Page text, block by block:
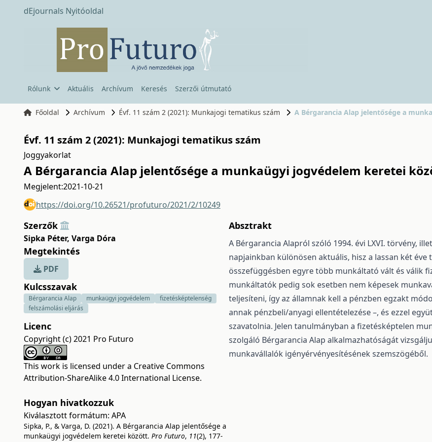
dEjournals Nyitóoldal
Rólunk Aktuális Archívum Keresés Szerzői útmutató
Főoldal Archívum Évf. 11 szám 2 (2021): Munkajogi tematikus szám A Bérgarancia Alap jelentősége a
Évf. 11 szám 2 (2021): Munkajogi tematikus szám
Joggyakorlat
A Bérgarancia Alap jelentősége a munkaügyi jogvédelem keretei
Megjelent:2021-10-21
https://doi.org/10.26521/profuturo/2021/2/10249
Szerzők
Sipka Péter, Varga Dóra
Megtekintés
PDF
Kulcsszavak
Bérgarancia Alap munkaügyi jogvédelem
fizetésképtelenség
felszámolási eljárás
Licenc
Copyright (c) 2021 Pro Futuro
This work is licensed under a Creative Commons
Attribution-ShareAlike 4.0 International License.
Hogyan hivatkozzuk
Kiválasztott formátum: APA
Sipka, P., & Varga, D. (2021). A Bérgarancia Alap jelentősége a
munkaügyi jogvédelem keretei között. Pro Futuro, 11(2), 177-
Absztrakt
A Bérgarancia Alapról szóló 1994. évi LXVI. törvény,
napjainkban különösen aktuális, hisz a lassan két
összefüggésben egyre több munkáltató vált és válik
munkáltatók pedig sok esetben nem képesek
teljesíteni, így az államnak kell a pénzben egzakt
annak pénzbeli/anyagi ellentételezése –, és ezzel
szavatolnia. Jelen tanulmányban a fizetésképtelen
szolgáló Bérgarancia Alap alkalmazhatóságát
munkavállalók igényérvényesítésének szemszögéből.